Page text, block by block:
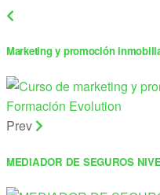
Marketing y promoción
Prev
MEDIADOR DE SEGUROS